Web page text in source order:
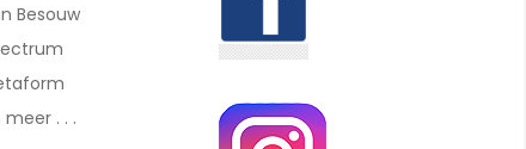
Besouw
meer . . .